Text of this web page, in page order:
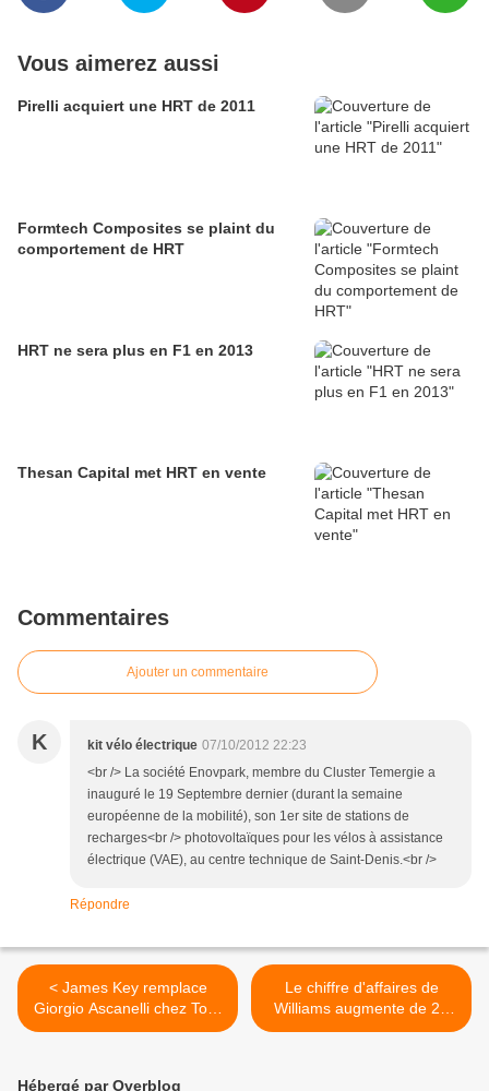
Vous aimerez aussi
Pirelli acquiert une HRT de 2011
Formtech Composites se plaint du
comportement de HRT
HRT ne sera plus en F1 en 2013
Thesan Capital met HRT en vente
Commentaires
Ajouter un commentaire
K kit vélo électrique 07/10/2012 22:23
<br /> La société Enovpark, membre du Cluster Temergie a
inauguré le 19 Septembre dernier (durant la semaine
européenne de la mobilité), son 1er site de stations de
recharges<br /> photovoltaïques pour les vélos à assistance
électrique (VAE), au centre technique de Saint-Denis.<br />
Répondre
< James Key remplace
Giorgio Ascanelli chez Toro
Rosso
Le chiffre d'affaires de
Williams augmente de 25
millions de livres >
Hébergé par Overblog